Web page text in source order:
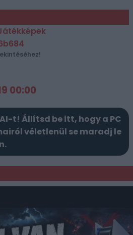
00:00
t! Állítsd be itt, hogy a PC
véletlenül se maradj le